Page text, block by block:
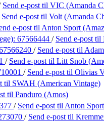
Send e-post til VIC (Amanda
Send e-post til Volt (Amanda
e-post til Anton Sport
67566444 / Send e-post til
/ Send e-post til
/ Send e-post til Litt Snob
/ Send e-post til Olivias
til SWAH (American Vintage)
til Panduro (Amos)
/ Send e-post til Anton
/ Send e-post til